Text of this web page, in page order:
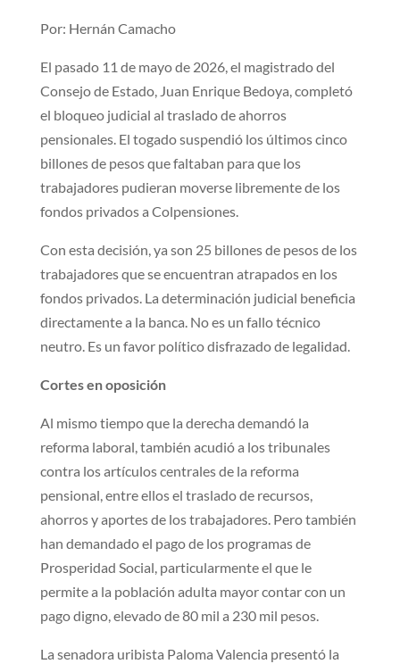
Por: Hernán Camacho
El pasado 11 de mayo de 2026, el magistrado del
Consejo de Estado, Juan Enrique Bedoya, completó
el bloqueo judicial al traslado de ahorros
pensionales. El togado suspendió los últimos cinco
billones de pesos que faltaban para que los
trabajadores pudieran moverse libremente de los
fondos privados a Colpensiones.
Con esta decisión, ya son 25 billones de pesos de los
trabajadores que se encuentran atrapados en los
fondos privados. La determinación judicial beneficia
directamente a la banca. No es un fallo técnico
neutro. Es un favor político disfrazado de legalidad.
Cortes en oposición
Al mismo tiempo que la derecha demandó la
reforma laboral, también acudió a los tribunales
contra los artículos centrales de la reforma
pensional, entre ellos el traslado de recursos,
ahorros y aportes de los trabajadores. Pero también
han demandado el pago de los programas de
Prosperidad Social, particularmente el que le
permite a la población adulta mayor contar con un
pago digno, elevado de 80 mil a 230 mil pesos.
La senadora uribista Paloma Valencia presentó la